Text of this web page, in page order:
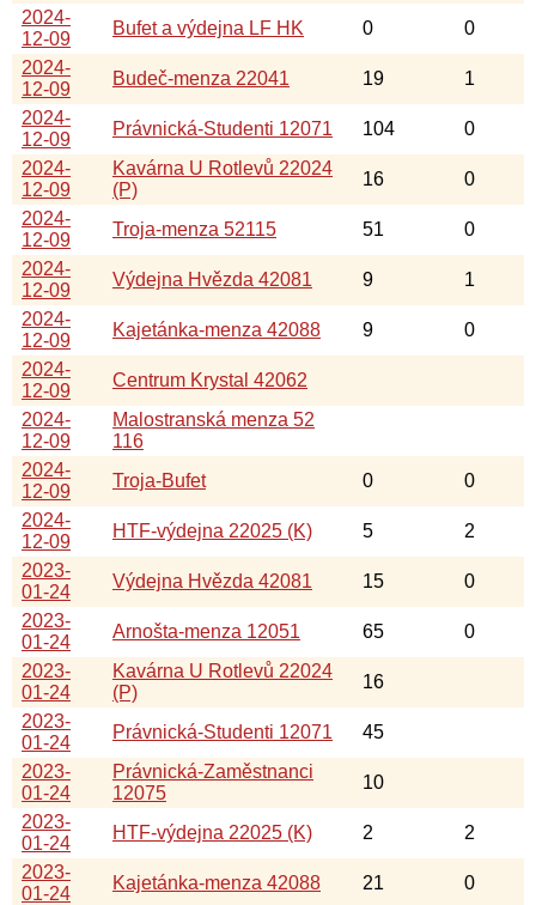
2024-
12-09
Bufet a výdejna LF HK 0
0
2024-
12-09
Budeč-menza 22041 19
1
2024-
12-09
Právnická-Studenti 12071 104
0
2024-
12-09
Kavárna U Rotlevů 22024
(P)
16
0
2024-
12-09
Troja-menza 52115 51
0
2024-
12-09
Výdejna Hvězda 42081 9
1
2024-
12-09
Kajetánka-menza 42088 9
0
2024-
12-09
Centrum Krystal 42062
2024-
12-09
Malostranská menza 52
116
2024-
12-09
Troja-Bufet 0
0
2024-
12-09
HTF-výdejna 22025 (K) 5
2
2023-
01-24
Výdejna Hvězda 42081 15
0
2023-
01-24
Arnošta-menza 12051 65
0
2023-
01-24
Kavárna U Rotlevů 22024
(P)
16
2023-
01-24
Právnická-Studenti 12071
45
2023-
01-24
Právnická-Zaměstnanci
12075
10
2023-
01-24
HTF-výdejna 22025 (K) 2
2
2023-
01-24
Kajetánka-menza 42088 21
0